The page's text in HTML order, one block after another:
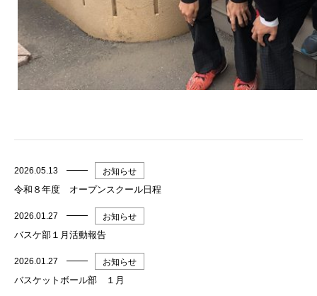
2026.05.13 お知らせ
令和８年度 オープンスクール日程
2026.01.27 お知らせ
バスケ部１月活動報告
2026.01.27 お知らせ
バスケットボール部 １月